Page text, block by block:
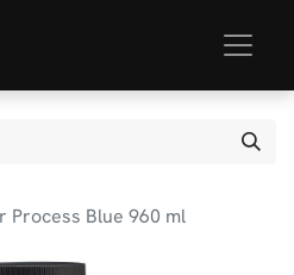
Process Blue 960 ml